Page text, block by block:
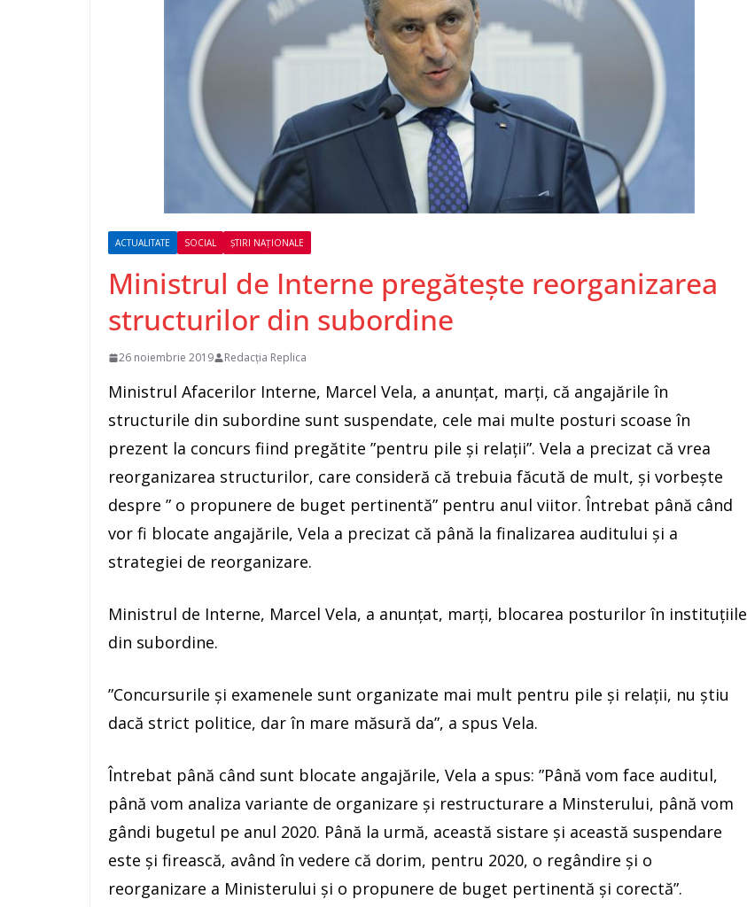
ACTUALITATE SOCIAL ȘTIRI NAȚIONALE
Ministrul de Interne pregăteşte reorganizarea
structurilor din subordine
26 noiembrie 2019 Redacția Replica
Ministrul Afacerilor Interne, Marcel Vela, a anunţat, marţi, că angajările în
structurile din subordine sunt suspendate, cele mai multe posturi scoase în
prezent la concurs fiind pregătite ”pentru pile şi relaţii”. Vela a precizat că vrea
reorganizarea structurilor, care consideră că trebuia făcută de mult, şi vorbeşte
despre ” o propunere de buget pertinentă” pentru anul viitor. Întrebat până când
vor fi blocate angajările, Vela a precizat că până la finalizarea auditului şi a
strategiei de reorganizare.
Ministrul de Interne, Marcel Vela, a anunţat, marţi, blocarea posturilor în instituţiile
din subordine.
”Concursurile şi examenele sunt organizate mai mult pentru pile şi relaţii, nu ştiu
dacă strict politice, dar în mare măsură da”, a spus Vela.
Întrebat până când sunt blocate angajările, Vela a spus: ”Până vom face auditul,
până vom analiza variante de organizare şi restructurare a Minsterului, până vom
gândi bugetul pe anul 2020. Până la urmă, această sistare şi această suspendare
este şi firească, având în vedere că dorim, pentru 2020, o regândire şi o
reorganizare a Ministerului şi o propunere de buget pertinentă şi corectă”.